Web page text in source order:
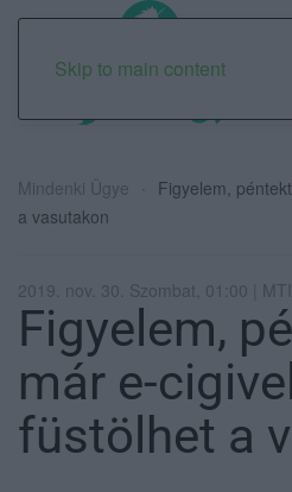
Skip to main content
Mindenki Ügye
Figyelem,
a vasutakon
2019. nov. 30. Szombat, 01:00 |
Figyelem,
már e-
füstölhet a